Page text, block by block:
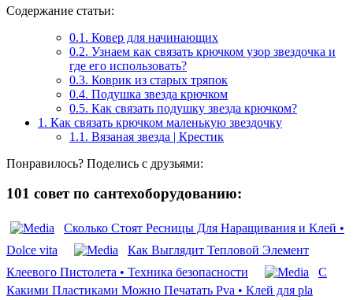
Содержание статьи:
0.1. Ковер для начинающих
0.2. Узнаем как связать крючком узор звездочка и
где его использовать?
0.3. Коврик из старых тряпок
0.4. Подушка звезда крючком
0.5. Как связать подушку звезда крючком?
1. Как связать крючком маленькую звездочку
1.1. Вязаная звезда | Крестик
Понравилось? Поделись с друзьями:
101 совет по сантехоборудованию:
Сколько Стоят Ресницы Для Наращивания и Клей •
Dolce vita
Как Выглядит Тепловой Элемент
Клеевого Пистолета • Техника безопасности
С
Какими Пластиками Можно Печатать Pva • Клей для pla